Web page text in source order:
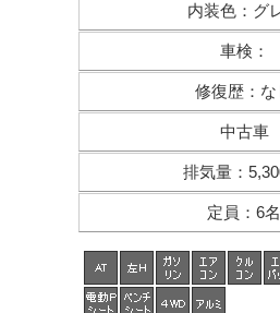
内装色： グ
車検 ：
修復歴 ： な
中古車
排気量 ：
定員 ： 6名